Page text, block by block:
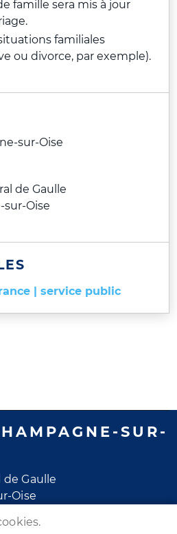
famille sera mis à jour
familiales
ou divorce, par exemple).
sur-Oise
de Gaulle
sur-Oise
| service public
SUR-
Gaulle
Oise